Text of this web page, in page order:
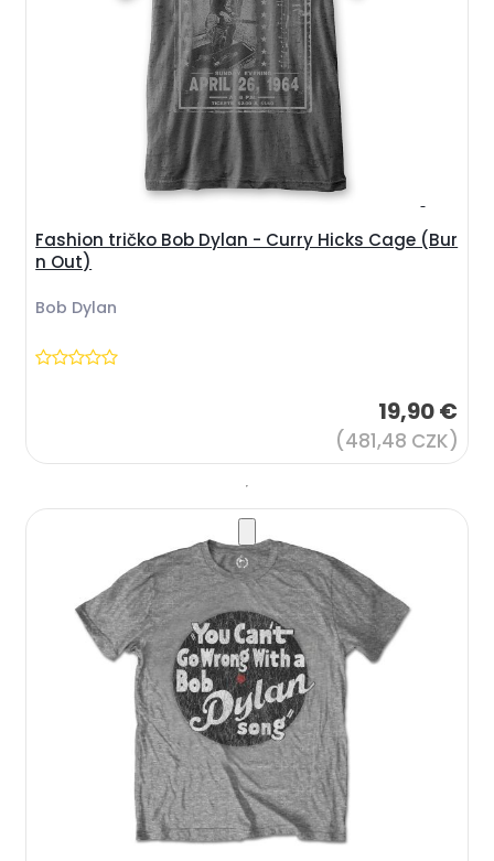
Fashion tričko Bob Dylan - Curry Hicks Cage (Bur
n Out)
Bob Dylan
19,90 €
(481,48 CZK)